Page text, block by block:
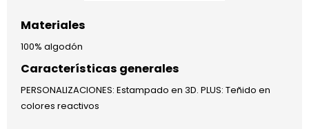
Materiales
100% algodón
Características generales
PERSONALIZACIONES: Estampado en 3D. PLUS: Teñido en
colores reactivos